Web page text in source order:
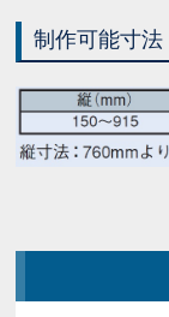
制作可能寸法